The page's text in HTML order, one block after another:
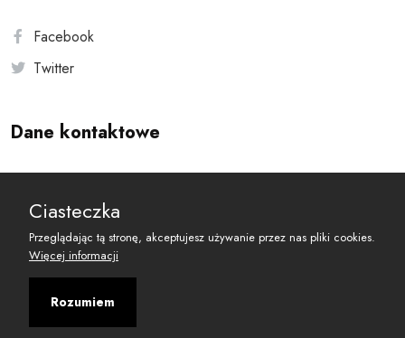
Facebook
Twitter
Dane kontaktowe
reset@resetobywatelski.pl
Ciasteczka
Przeglądając tą stronę, akceptujesz używanie przez nas pliki cookies.
Więcej informacji
Rozumiem